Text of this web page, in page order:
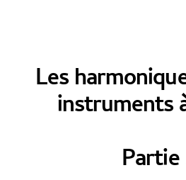
Les
instruments
Partie